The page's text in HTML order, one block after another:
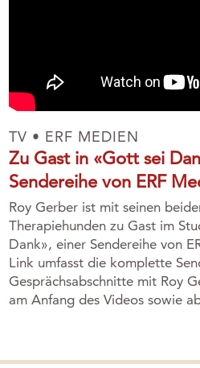
TV • ERF MEDIEN
Zu Gast in «Gott sei
Sendereihe von ERF
Roy Gerber ist mit seinen
Therapiehunden zu Gast im
Dank», einer Sendereihe von
Link umfasst die komplette
Gesprächsabschnitte mit Roy
am Anfang des Videos sowie